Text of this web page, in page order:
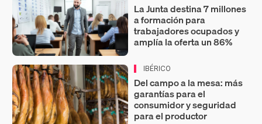
La Junta destina 7 millones
a formación para
trabajadores ocupados y
amplía la oferta un 86%
IBÉRICO
Del campo a la mesa: más
garantías para el
consumidor y seguridad
para el productor